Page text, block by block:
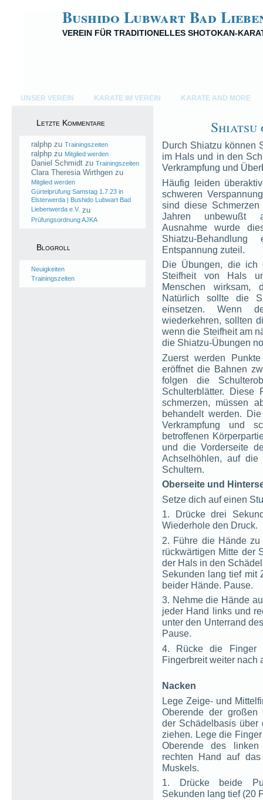
Bushido Lubwart Bad
VEREIN FÜR TRADITIONELLES SHOTOKAN-
UNSER VEREIN KARATE IM VEREIN KARATE AND MORE
Letzte Kommentare
ralphp zu Trainingszeiten
ralphp zu Mitglied werden
Daniel Schmidt zu Trainingszeiten
Clara Theresia Wirthgen zu
Mitglied werden
Gürtelprüfung Samstag 1.7.23 in
Elsterwerda | Bushido Lubwart Bad
Liebenwerda e.V. zu
Prüfungsordnung AJKA
Blogroll
Neuigkeiten
Trainingszeiten
Shiatsu
Durch Shiatzu können
im Hals und in den
Verkrampfung und
Häufig leiden
schweren
sind diese
Jahren unbewußt
Ausnahme wurde
Shiatzu-
Entspannung zuteil.
Die Übungen, die ich
Steifheit von Hals
Menschen wirksam,
Natürlich sollte die
einsetzen. Wenn
wiederkehren, sollten
wenn die Steifheit am
die Shiatzu-Übungen
Zuerst werden
eröffnet die Bahnen
folgen die
Schulterblätter. Diese
schmerzen, müssen
behandelt werden.
Verkrampfung und
betroffenen
und die Vorderseite
Achselhöhlen, auf
Schultern.
Oberseite und
Setze dich auf einen
1. Drücke drei
Wiederhole den Druck.
2. Führe die Hände
rückwärtigen Mitte der
der Hals in den
Sekunden lang tief mit
beider Hände. Pause.
3. Nehme die Hände
jeder Hand links und
unter den Unterrand
Pause.
4. Rücke die Finger
Fingerbreit weiter nach
Nacken
Lege Zeige- und
Oberende der großen
der Schädelbasis über
ziehen. Lege die
Oberende des
rechten Hand auf
Muskels.
1. Drücke beide
Sekunden lang tief (20